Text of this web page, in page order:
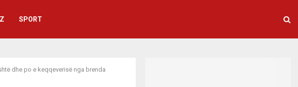
SPORT
dhe po e keqqeverisë nga brenda